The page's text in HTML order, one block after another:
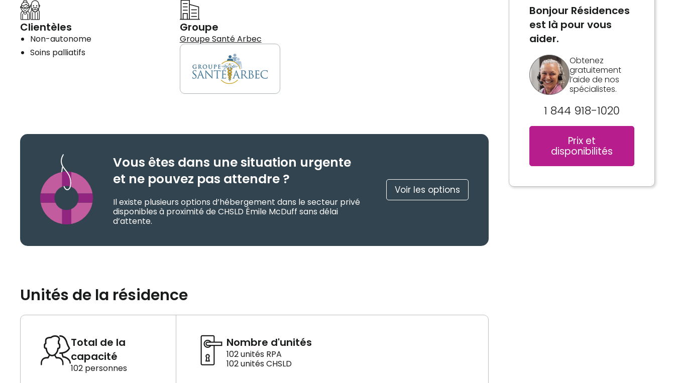
Clientèles
Non-autonome
Soins palliatifs
Groupe
Groupe Santé Arbec
Vous êtes dans une situation urgente
et ne pouvez pas attendre ?
Il existe plusieurs options d’hébergement dans le secteur privé
disponibles à proximité de CHSLD Émile McDuff sans délai
d’attente.
Voir les options
Unités de la résidence
Total de la
capacité
102 personnes
Nombre d'unités
102 unités RPA
102 unités CHSLD
Bonjour Résidences
est là pour vous
aider.
Obtenez
gratuitement
l’aide de nos
spécialistes.
1 844 918-1020
Prix et
disponibilités